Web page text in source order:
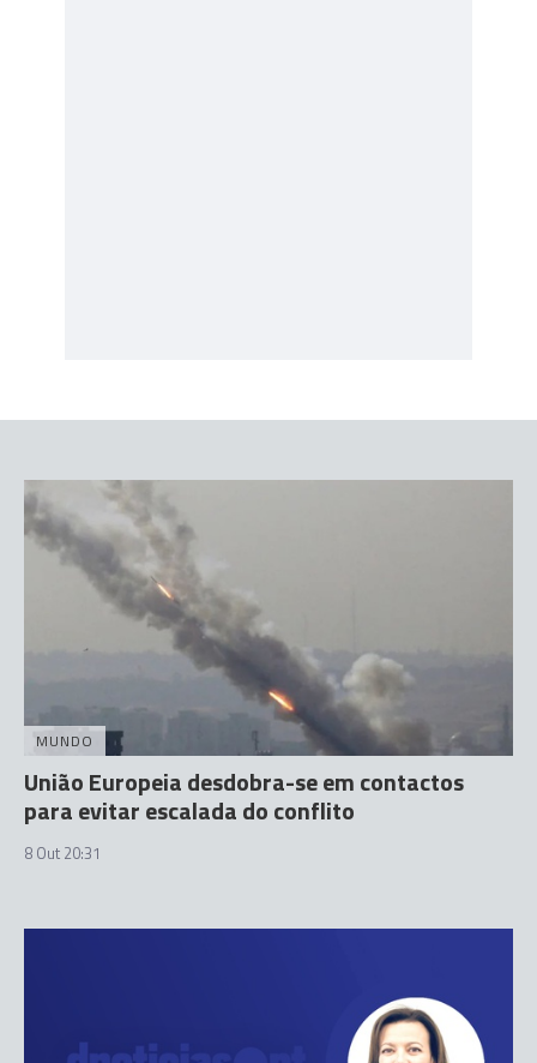
MUNDO
União Europeia desdobra-se em contactos
para evitar escalada do conflito
8 Out 20:31